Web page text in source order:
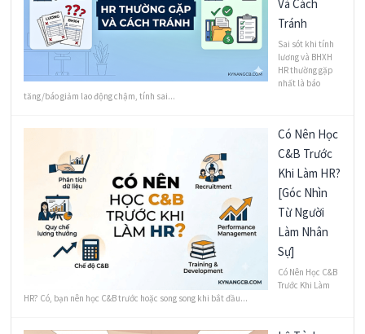
Và Cách
Tránh
Sai sót khi tính
lương và BHXH
HR thường gặp
nhất là báo
tăng/báo giảm lao động chậm, tính sai...
Có Nên Học
C&B Trước
Khi Làm HR?
[Góc Nhìn
Từ Người
Làm Nhân
Sự]
Có Nên Học C&B
Trước Khi Làm
HR? Có, bạn nên học C&B trước hoặc song song khi bắt đầu...